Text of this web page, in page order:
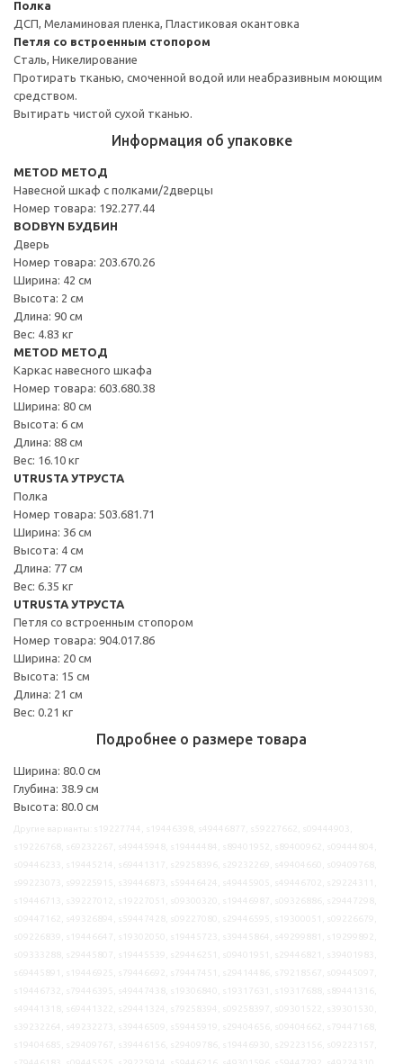
Полка
ДСП, Меламиновая пленка, Пластиковая окантовка
Петля со встроенным стопором
Сталь, Никелирование
Протирать тканью, смоченной водой или неабразивным моющим
средством.
Вытирать чистой сухой тканью.
Информация об упаковке
METOD МЕТОД
Навесной шкаф с полками/2дверцы
Номер товара: 192.277.44
BODBYN БУДБИН
Дверь
Номер товара: 203.670.26
Ширина: 42 см
Высота: 2 см
Длина: 90 см
Вес: 4.83 кг
METOD МЕТОД
Каркас навесного шкафа
Номер товара: 603.680.38
Ширина: 80 см
Высота: 6 см
Длина: 88 см
Вес: 16.10 кг
UTRUSTA УТРУСТА
Полка
Номер товара: 503.681.71
Ширина: 36 см
Высота: 4 см
Длина: 77 см
Вес: 6.35 кг
UTRUSTA УТРУСТА
Петля со встроенным стопором
Номер товара: 904.017.86
Ширина: 20 см
Высота: 15 см
Длина: 21 см
Вес: 0.21 кг
Подробнее о размере товара
Ширина: 80.0 см
Глубина: 38.9 см
Высота: 80.0 см